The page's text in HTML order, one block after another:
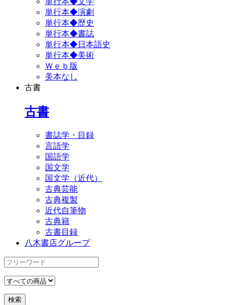
単行本◆演劇
単行本◆歴史
単行本◆書誌
単行本◆日本語史
単行本◆美術
Ｗｅｂ版
美本なし
古書
古書
書誌学・目録
言語学
国語学
国文学
国文学（近代）
古典芸能
古典複製
近代自筆物
古典籍
古書目録
八木書店グループ